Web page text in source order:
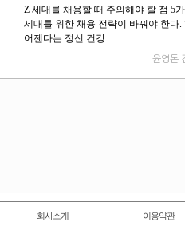
Z 세대를 채용할 때 주의해야 할 점 5
세대를 위한 채용 전략이 바꿔야 한다.
어젠다는 정신 건강...
윤영돈
회사소개 이용약관